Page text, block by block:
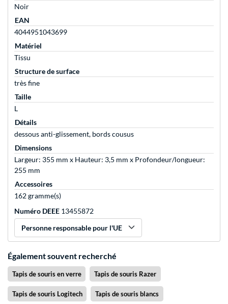
Noir
EAN
4044951043699
Matériel
Tissu
Structure de surface
très fine
Taille
L
Détails
dessous anti-glissement, bords cousus
Dimensions
Largeur: 355 mm x Hauteur: 3,5 mm x Profondeur/longueur:
255 mm
Accessoires
162 gramme(s)
Numéro DEEE 13455872
Personne responsable pour l'UE
Également souvent recherché
Tapis de souris en verre Tapis de souris Razer
Tapis de souris Logitech Tapis de souris blancs